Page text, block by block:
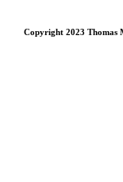
Copyright 2023 Thomas